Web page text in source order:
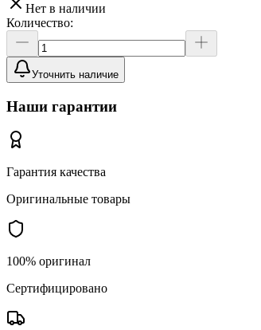
Нет в наличии
Количество:
Уточнить наличие
Наши гарантии
Гарантия качества
Оригинальные товары
100% оригинал
Сертифицировано